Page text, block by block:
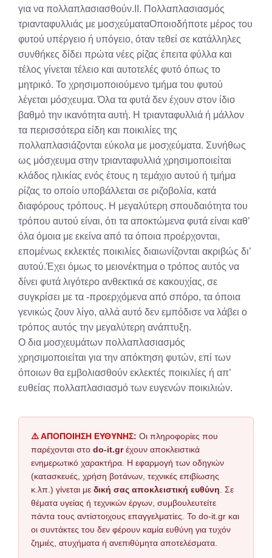
για να πολλαπλασιασθούν.II. Πολλαπλασιασμός
τριανταφυλλιάς με μοσχεύματαΟποιοδήποτε μέρος του
φυτού υπέργειο ή υπόγειο, όταν τεθεί σε κατάλληλες
συνθήκες δίδει πρώτα νέες ρίζας έπειτα φύλλα και
τέλος γίνεται τέλειο και αυτοτελές φυτό όπως το
μητρικό. Το χρησιμοποιούμενο τμήμα του φυτού
λέγεται μόσχευμα. Όλα τα φυτά δεν έχουν στον ίδιο
βαθμό την ικανότητα αυτή. Η τριανταφυλλιά ή μάλλον
τα περισσότερα είδη και ποικιλίες της
πολλαπλασιάζονται εύκολα με μοσχεύματα. Συνήθως
ως μόσχευμα στην τριανταφυλλιά χρησιμοποιείται
κλάδος ηλικίας ενός έτους η τεμάχιο αυτού ή τμήμα
ρίζας το οποίο υποβάλλεται σε ριζοβολία, κατά
διαφόρους τρόπους. Η μεγαλύτερη σπουδαιότητα του
τρόπου αυτού είναι, ότι τα αποκτώμενα φυτά είναι καθ’
όλα όμοια με εκείνα από τα όποια προέρχονται,
επομένως εκλεκτές ποικιλίες διαιωνίζονται ακριβώς δι’
αυτού.Έχει όμως το μειονέκτημα ο τρόπος αυτός να
δίνει φυτά λιγότερο ανθεκτικά σε κακουχίας, σε
συγκρίσει με τα -προερχόμενα από σπόρο, τα όποια
γενικώς ζουν λίγο, αλλά αυτό δεν εμπόδισε να λάβει ο
τρόπος αυτός την μεγαλύτερη ανάπτυξη.
Ο δια μοσχευμάτων πολλαπλασιασμός
χρησιμοποιείται για την απόκτηση φυτών, επί των
όποιων θα εμβολιασθούν εκλεκτές ποικιλίες ή απ’
ευθείας πολλαπλασιασμό των ευγενών ποικιλιών.
⚠️ ΑΠΟΠΟΙΗΣΗ ΕΥΘΥΝΗΣ: Οι πληροφορίες που
παρέχονται στο do-it.grέχουν αποκλειστικά
ενημερωτικό χαρακτήρα. Η εφαρμογή των οδηγιών
(κατασκευές, χρήση βοτάνων, τεχνικές επιβίωσης
κ.λπ.) γίνεται με δική σας αποκλειστική ευθύνη . Σε
θέματα υγείας ή τεχνικών έργων, συμβουλευτείτε
πάντα τους αντίστοιχους επαγγελματίες. Το do-it.gr και
οι συντάκτες του δεν φέρουν καμία ευθύνη για τυχόν
ζημιές, ατυχήματα ή ανεπιθύμητα αποτελέσματα.